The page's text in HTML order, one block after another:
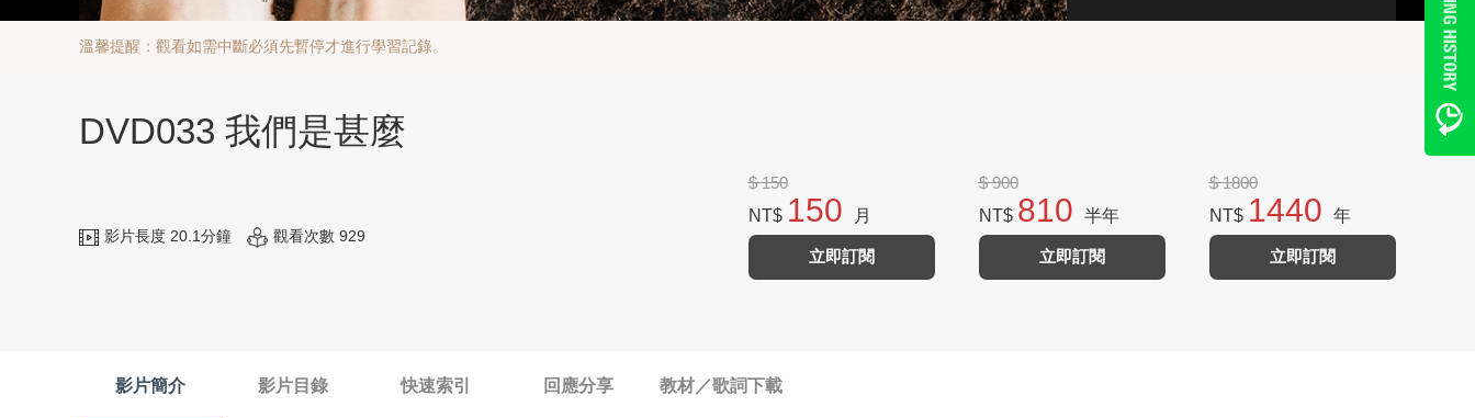
溫馨提醒：觀看如需中斷必須先暫停才進行學習記錄。
DVD033 我們是甚麼
影片長度 20.1分鐘 觀看次數 929
$ 150
NT$ 150 月
立即訂閱
$ 900
NT$ 810 半年
立即訂閱
$ 1800
NT$ 1440 年
立即訂閱
影片簡介 影片目錄 快速索引 回應分享 教材／歌詞下載